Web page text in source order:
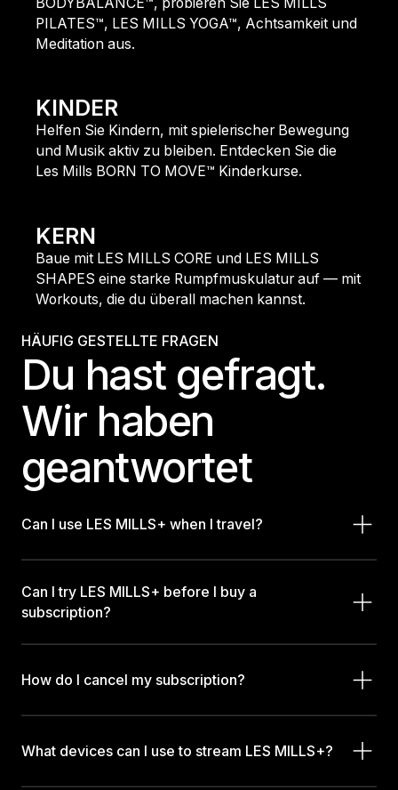
PILATES™, LES MILLS YOGA™, Achtsamkeit und
Meditation aus.
KINDER
Helfen Sie Kindern, mit spielerischer Bewegung
und Musik aktiv zu bleiben. Entdecken Sie die
Les Mills BORN TO MOVE™ Kinderkurse.
KERN
Baue mit LES MILLS CORE und LES MILLS
SHAPES eine starke Rumpfmuskulatur auf — mit
Workouts, die du überall machen kannst.
finde mehr heraus
HÄUFIG GESTELLTE FRAGEN
Du hast gefragt.
Wir haben
geantwortet
Can I use LES MILLS+ when I travel?
Can I try LES MILLS+ before I buy a
subscription?
How do I cancel my subscription?
What devices can I use to stream LES MILLS+?